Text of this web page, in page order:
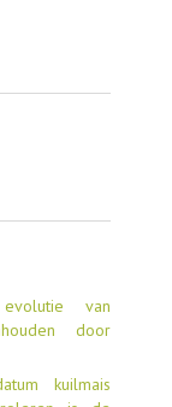
van
door
kuilmais